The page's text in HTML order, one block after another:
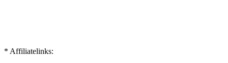
* Affiliatelinks: